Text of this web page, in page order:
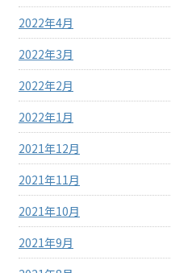
2022年4月
2022年3月
2022年2月
2022年1月
2021年12月
2021年11月
2021年10月
2021年9月